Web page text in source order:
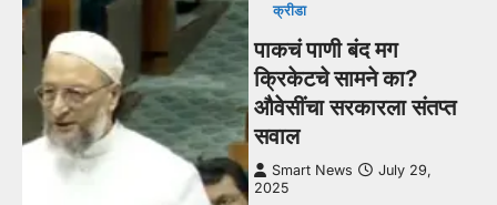
क्रीडा
पाकचं पाणी बंद मग
क्रिकेटचे सामने का?
औवेसींचा सरकारला संतप्त
सवाल
Smart News
July 29,
2025